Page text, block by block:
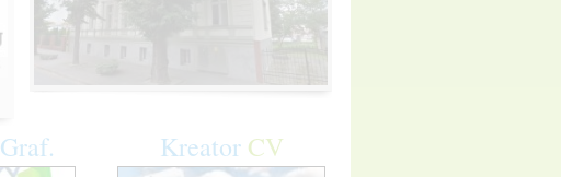
Graf. Kreator CV